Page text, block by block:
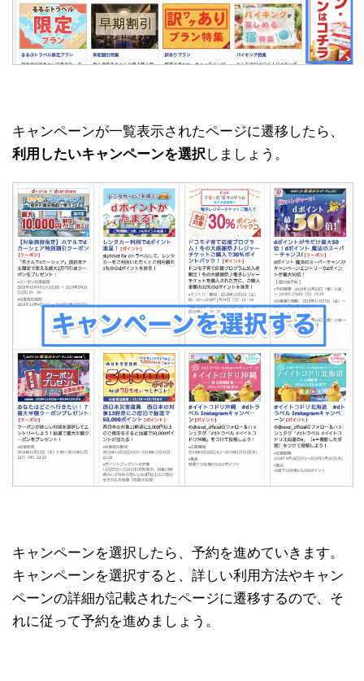
キャンペーンが一覧表示されたページに遷移したら、
利用したいキャンペーンを選択しましょう。
キャンペーンを選択したら、予約を進めていきます。
キャンペーンを選択すると、詳しい利用方法やキャン
ペーンの詳細が記載されたページに遷移するので、そ
れに従って予約を進めましょう。